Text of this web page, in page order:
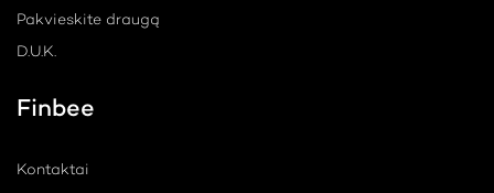
Pakvieskite draugą
D.U.K.
Finbee
Kontaktai